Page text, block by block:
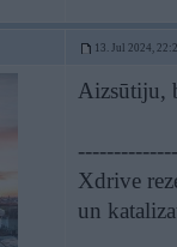
13. Jul 2024,
Aizsūtiju,
Xdrive
un